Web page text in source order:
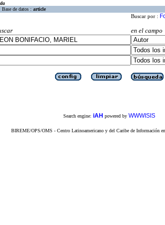
Base de datos : article
Buscar por :
en el campo
Search engine: iAH powered by WWWISIS
BIREME/OPS/OMS - Centro Latinoamericano y del Caribe de Información